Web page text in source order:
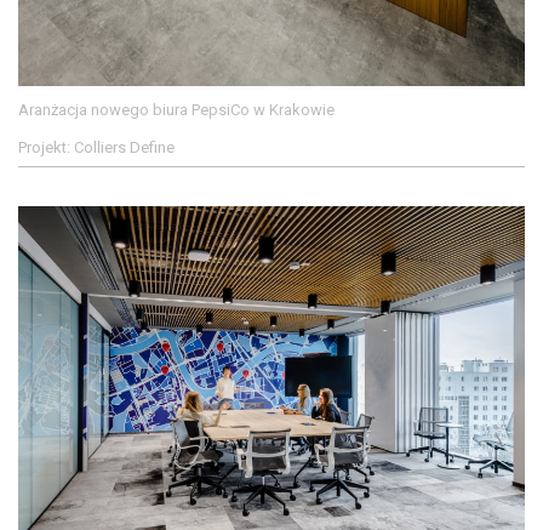
Aranżacja nowego biura PepsiCo w Krakowie
Projekt: Colliers Define